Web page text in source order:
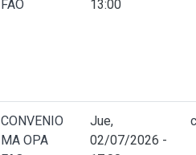
FAO
13:00
CONVENIO
MA OPA
Jue,
02/07/2026 -